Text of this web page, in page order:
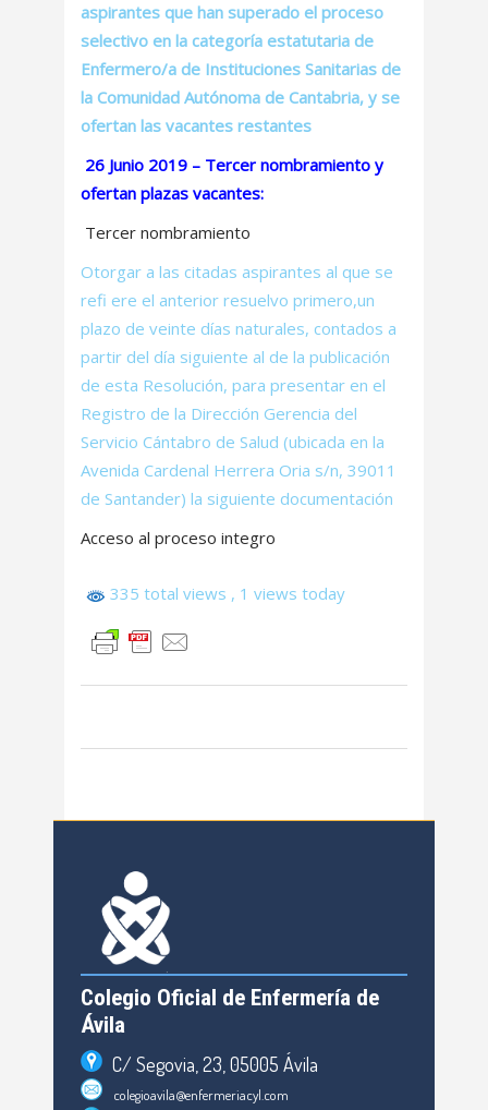
aspirantes que han superado el proceso
selectivo en la categoría estatutaria de
Enfermero/a de Instituciones Sanitarias de
la Comunidad Autónoma de Cantabria, y se
ofertan las vacantes restantes
26 Junio 2019 – Tercer nombramiento y
ofertan plazas vacantes:
Tercer nombramiento
Otorgar a las citadas aspirantes al que se
refi ere el anterior resuelvo primero,un
plazo de veinte días naturales, contados a
partir del día siguiente al de la publicación
de esta Resolución, para presentar en el
Registro de la Dirección Gerencia del
Servicio Cántabro de Salud (ubicada en la
Avenida Cardenal Herrera Oria s/n, 39011
de Santander) la siguiente documentación
Acceso al proceso integro
335 total views , 1 views today
Colegio Oficial de Enfermería de
Ávila
C/ Segovia, 23, 05005 Ávila
colegioavila@enfermeriacyl.com